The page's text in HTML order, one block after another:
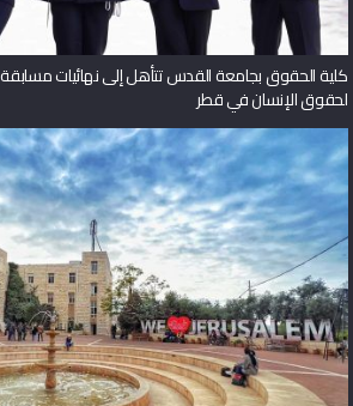
كلية الحقوق بجامعة القدس تتأهل إلى نهائيات
لحقوق الإنسان في قطر